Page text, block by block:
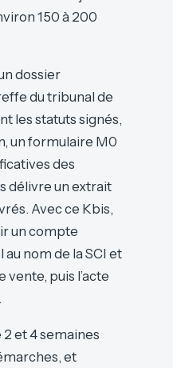
150 à 200
dossier
du tribunal de
les statuts signés,
un formulaire M0
des
délivre un extrait
Avec ce Kbis,
un compte
nom de la SCI et
puis l’acte
et 4 semaines
et